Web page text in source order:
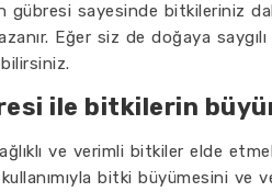
gübresi sayesinde bitkileriniz
Eğer siz de doğaya
ile bitkilerin
ve verimli bitkiler elde
bitki büyümesini ve